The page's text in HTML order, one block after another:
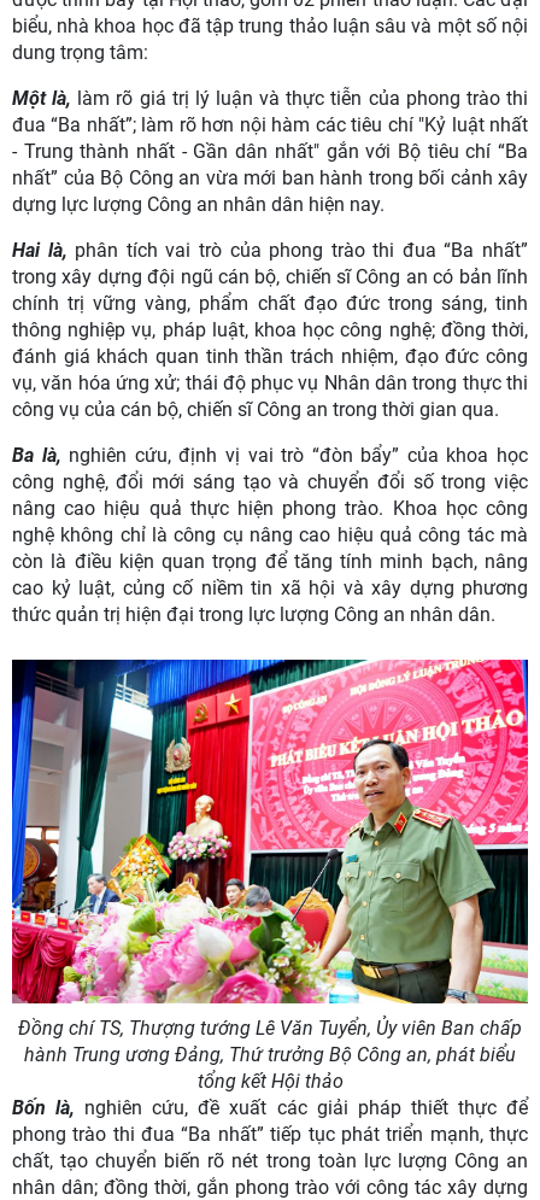
biểu, nhà khoa học đã tập trung thảo luận sâu và một số nội
dung trọng tâm:
Một là, làm rõ giá trị lý luận và thực tiễn của phong trào thi
đua “Ba nhất”; làm rõ hơn nội hàm các tiêu chí "Kỷ luật nhất
- Trung thành nhất - Gần dân nhất" gắn với Bộ tiêu chí “Ba
nhất” của Bộ Công an vừa mới ban hành trong bối cảnh xây
dựng lực lượng Công an nhân dân hiện nay.
Hai là, phân tích vai trò của phong trào thi đua “Ba nhất”
trong xây dựng đội ngũ cán bộ, chiến sĩ Công an có bản lĩnh
chính trị vững vàng, phẩm chất đạo đức trong sáng, tinh
thông nghiệp vụ, pháp luật, khoa học công nghệ; đồng thời,
đánh giá khách quan tinh thần trách nhiệm, đạo đức công
vụ, văn hóa ứng xử; thái độ phục vụ Nhân dân trong thực thi
công vụ của cán bộ, chiến sĩ Công an trong thời gian qua.
Ba là, nghiên cứu, định vị vai trò “đòn bẩy” của khoa học
công nghệ, đổi mới sáng tạo và chuyển đổi số trong việc
nâng cao hiệu quả thực hiện phong trào. Khoa học công
nghệ không chỉ là công cụ nâng cao hiệu quả công tác mà
còn là điều kiện quan trọng để tăng tính minh bạch, nâng
cao kỷ luật, củng cố niềm tin xã hội và xây dựng phương
thức quản trị hiện đại trong lực lượng Công an nhân dân.
Đồng chí TS, Thượng tướng Lê Văn Tuyển, Ủy viên Ban chấp
hành Trung ương Đảng, Thứ trưởng Bộ Công an, phát biểu
tổng kết Hội thảo
Bốn là, nghiên cứu, đề xuất các giải pháp thiết thực để
phong trào thi đua “Ba nhất” tiếp tục phát triển mạnh, thực
chất, tạo chuyển biến rõ nét trong toàn lực lượng Công an
nhân dân; đồng thời, gắn phong trào với công tác xây dựng